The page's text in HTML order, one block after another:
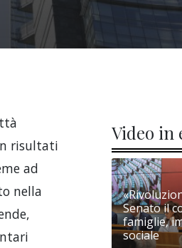
risultati
ad
nella
Video in
Senato il
famiglie,
sociale